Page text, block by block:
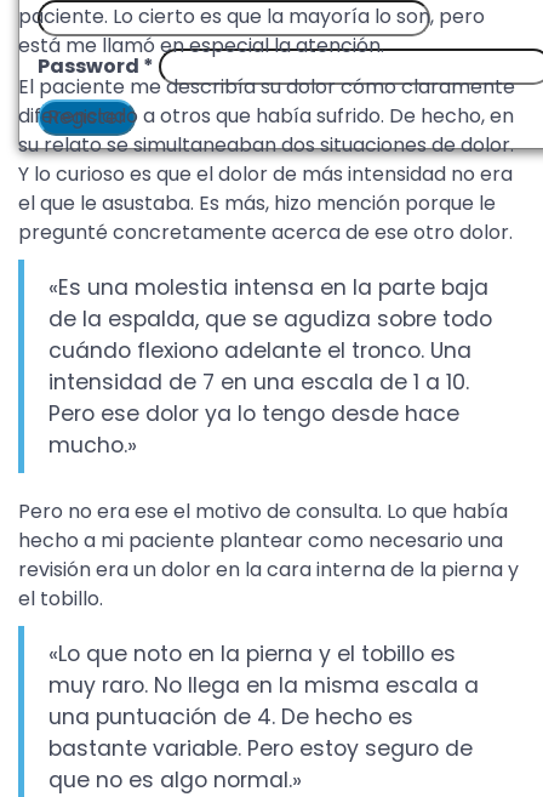
Password *
Register
paciente. Lo cierto es que la mayoría lo son, pero
está me llamó en especial la atención.
El paciente me describía su dolor cómo claramente
diferenciado a otros que había sufrido. De hecho, en
su relato se simultaneaban dos situaciones de dolor.
Y lo curioso es que el dolor de más intensidad no era
el que le asustaba. Es más, hizo mención porque le
pregunté concretamente acerca de ese otro dolor.
«Es una molestia intensa en la parte baja
de la espalda, que se agudiza sobre todo
cuándo flexiono adelante el tronco. Una
intensidad de 7 en una escala de 1 a 10.
Pero ese dolor ya lo tengo desde hace
mucho.»
Pero no era ese el motivo de consulta. Lo que había
hecho a mi paciente plantear como necesario una
revisión era un dolor en la cara interna de la pierna y
el tobillo.
«Lo que noto en la pierna y el tobillo es
muy raro. No llega en la misma escala a
una puntuación de 4. De hecho es
bastante variable. Pero estoy seguro de
que no es algo normal.»